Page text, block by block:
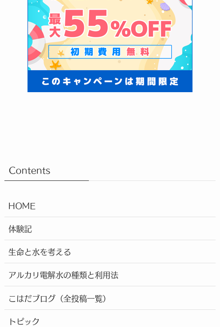
Contents
HOME
体験記
生命と水を考える
アルカリ電解水の種類と利用法
こはだブログ（全投稿一覧）
トピック